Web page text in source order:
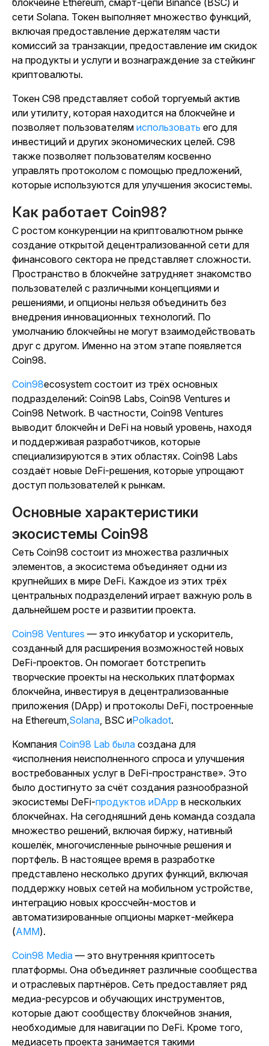
блокчейне Ethereum, смарт-цепи Binance (BSC) и
сети Solana. Токен выполняет множество функций,
включая предоставление держателям части
комиссий за транзакции, предоставление им скидок
на продукты и услуги и вознаграждение за стейкинг
криптовалюты.
Токен C98 представляет собой торгуемый актив
или утилиту, которая находится на блокчейне и
позволяет пользователям использовать его для
инвестиций и других экономических целей. C98
также позволяет пользователям косвенно
управлять протоколом с помощью предложений,
которые используются для улучшения экосистемы.
Как работает Coin98?
С ростом конкуренции на криптовалютном рынке
создание открытой децентрализованной сети для
финансового сектора не представляет сложности.
Пространство в блокчейне затрудняет знакомство
пользователей с различными концепциями и
решениями, и опционы нельзя объединить без
внедрения инновационных технологий. По
умолчанию блокчейны не могут взаимодействовать
друг с другом. Именно на этом этапе появляется
Coin98.
Coin98ecosystem состоит из трёх основных
подразделений: Coin98 Labs, Coin98 Ventures и
Coin98 Network. В частности, Coin98 Ventures
выводит блокчейн и DeFi на новый уровень, находя
и поддерживая разработчиков, которые
специализируются в этих областях. Coin98 Labs
создаёт новые DeFi-решения, которые упрощают
доступ пользователей к рынкам.
Основные характеристики
экосистемы Coin98
Сеть Coin98 состоит из множества различных
элементов, а экосистема объединяет одни из
крупнейших в мире DeFi. Каждое из этих трёх
центральных подразделений играет важную роль в
дальнейшем росте и развитии проекта.
Coin98 Ventures — это инкубатор и ускоритель,
созданный для расширения возможностей новых
DeFi-проектов. Он помогает ботстрепить
творческие проекты на нескольких платформах
блокчейна, инвестируя в децентрализованные
приложения (DApp) и протоколы DeFi, построенные
на Ethereum,Solana, BSC иPolkadot.
Компания Coin98 Lab была создана для
«исполнения неисполненного спроса и улучшения
востребованных услуг в DeFi-пространстве». Это
было достигнуто за счёт создания разнообразной
экосистемы DeFi-продуктов иDApp в нескольких
блокчейнах. На сегодняшний день команда создала
множество решений, включая биржу, нативный
кошелёк, многочисленные рыночные решения и
портфель. В настоящее время в разработке
представлено несколько других функций, включая
поддержку новых сетей на мобильном устройстве,
интеграцию новых кроссчейн-мостов и
автоматизированные опционы маркет-мейкера
(AMM).
Coin98 Media — это внутренняя криптосеть
платформы. Она объединяет различные сообщества
и отраслевых партнёров. Сеть предоставляет ряд
медиа-ресурсов и обучающих инструментов,
которые дают сообществу блокчейнов знания,
необходимые для навигации по DeFi. Кроме того,
медиасеть проекта занимается такими